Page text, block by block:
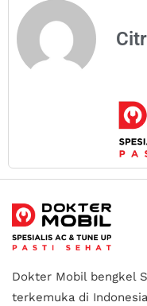
Dokter Mobil bengkel
terkemuka di